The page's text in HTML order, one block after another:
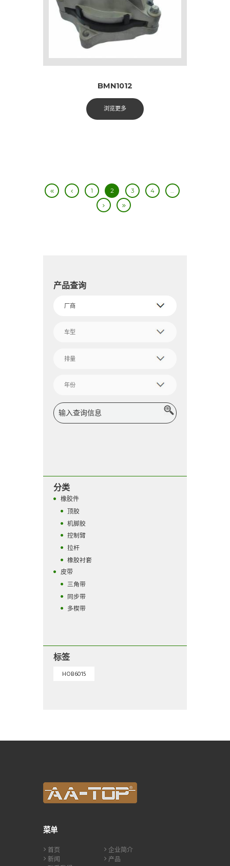
BMN1012
浏览更多
1 2 3 4 …
产品查询
分类
橡胶件
顶胶
机脚胶
控制臂
拉杆
橡胶衬套
皮带
三角带
同步带
多楔带
标签
HOB6015
菜单
首页
企业简介
新闻
产品